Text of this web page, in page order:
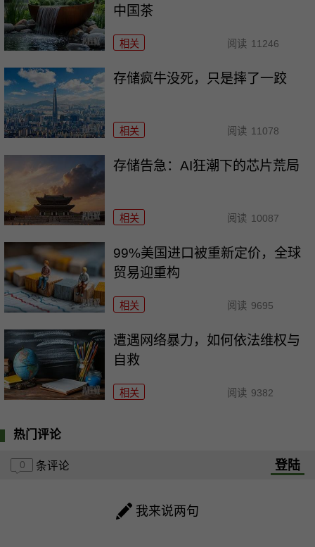
中国茶
相关 阅读 11246
存储疯牛没死，只是摔了一跤
相关 阅读 11078
存储告急：AI狂潮下的芯片荒局
相关 阅读 10087
99%美国进口被重新定价，全球
贸易迎重构
相关 阅读 9695
遭遇网络暴力，如何依法维权与
自救
相关 阅读 9382
热门评论
0 条评论 登陆
我来说两句